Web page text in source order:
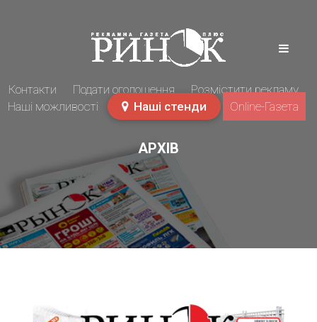
Контакти Подати оголошення
Розмістити рекламу
Наші можливості
Наші стенди Online-Газета
АРХІВ